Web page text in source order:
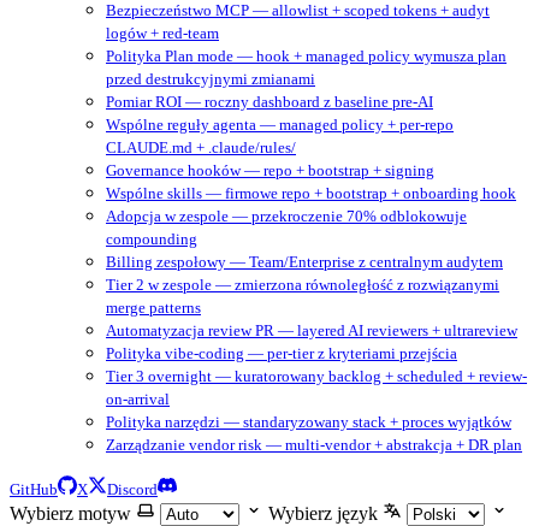
Bezpieczeństwo MCP — allowlist + scoped tokens + audyt
logów + red-team
Polityka Plan mode — hook + managed policy wymusza plan
przed destrukcyjnymi zmianami
Pomiar ROI — roczny dashboard z baseline pre-AI
Wspólne reguły agenta — managed policy + per-repo
CLAUDE.md + .claude/rules/
Governance hooków — repo + bootstrap + signing
Wspólne skills — firmowe repo + bootstrap + onboarding hook
Adopcja w zespole — przekroczenie 70% odblokowuje
compounding
Billing zespołowy — Team/Enterprise z centralnym audytem
Tier 2 w zespole — zmierzona równoległość z rozwiązanymi
merge patterns
Automatyzacja review PR — layered AI reviewers + ultrareview
Polityka vibe-coding — per-tier z kryteriami przejścia
Tier 3 overnight — kuratorowany backlog + scheduled + review-
on-arrival
Polityka narzędzi — standaryzowany stack + proces wyjątków
Zarządzanie vendor risk — multi-vendor + abstrakcja + DR plan
GitHub X Discord
Wybierz motyw Wybierz język